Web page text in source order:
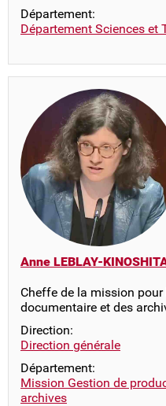
Département:
Département Sciences et
Anne LEBLAY-
Cheffe de la mission
documentaire et des
Direction:
Direction générale
Département:
Mission Gestion de
archives